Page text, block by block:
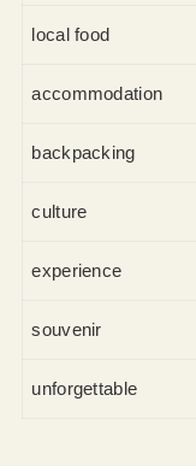
local food
accommodation
backpacking
culture
experience
souvenir
unforgettable